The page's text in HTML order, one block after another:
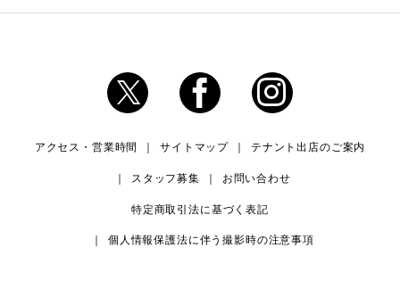
アクセス・営業時間 サイトマップ テナント出店のご案内
スタッフ募集 お問い合わせ
特定商取引法に基づく表記
個人情報保護法に伴う撮影時の注意事項